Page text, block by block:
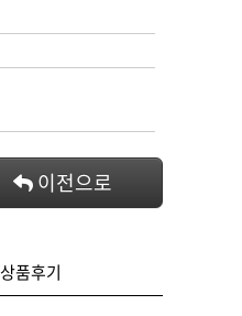
이전으로
상품후기